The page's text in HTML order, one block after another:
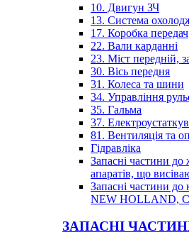
10. Двигун ЗЧ
13. Система
17. Коробка передач
22. Вали карданні
23. Міст передній,
30. Вісь передня
31. Колеса та шини
34. Управління
35. Гальма
37.
81. Вентиляція та
Гідравліка
Запасні частини до
апаратів, що
Запасні частини
NEW HOLLAND,
ЗАПАСНІ